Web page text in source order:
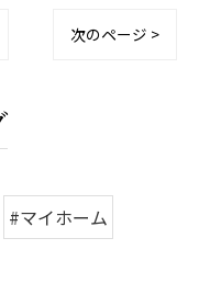
次のページ >
#マイホーム